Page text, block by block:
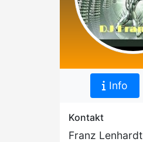
Info
Kontakt
Franz Lenhardt